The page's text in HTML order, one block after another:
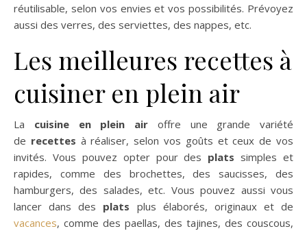
réutilisable, selon vos envies et vos possibilités. Prévoyez
aussi des verres, des serviettes, des nappes, etc.
Les meilleures recettes à
cuisiner en plein air
La cuisine en plein air offre une grande variété
de recettes à réaliser, selon vos goûts et ceux de vos
invités. Vous pouvez opter pour des plats simples et
rapides, comme des brochettes, des saucisses, des
hamburgers, des salades, etc. Vous pouvez aussi vous
lancer dans des plats plus élaborés, originaux et de
vacances, comme des paellas, des tajines, des couscous,